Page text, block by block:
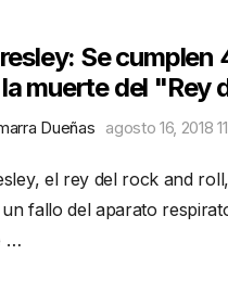
Se cumplen
muerte del "Rey
Dueñas agosto 16, 2018
el rey del rock and
fallo del aparato
…